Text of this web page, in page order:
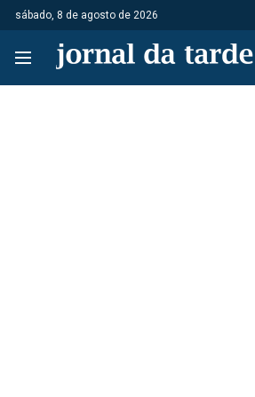
sábado, 8 de agosto de 2026